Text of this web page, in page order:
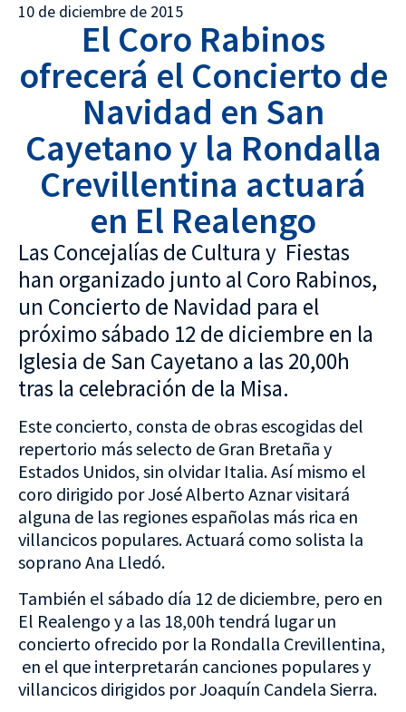
10 de diciembre de 2015
El Coro Rabinos
ofrecerá el Concierto de
Navidad en San
Cayetano y la Rondalla
Crevillentina actuará
en El Realengo
Las Concejalías de Cultura y Fiestas
han organizado junto al Coro Rabinos,
un Concierto de Navidad para el
próximo sábado 12 de diciembre en la
Iglesia de San Cayetano a las 20,00h
tras la celebración de la Misa.
Este concierto, consta de obras escogidas del
repertorio más selecto de Gran Bretaña y
Estados Unidos, sin olvidar Italia. Así mismo el
coro dirigido por José Alberto Aznar visitará
alguna de las regiones españolas más rica en
villancicos populares. Actuará como solista la
soprano Ana Lledó.
También el sábado día 12 de diciembre, pero en
El Realengo y a las 18,00h tendrá lugar un
concierto ofrecido por la Rondalla Crevillentina,
en el que interpretarán canciones populares y
villancicos dirigidos por Joaquín Candela Sierra.